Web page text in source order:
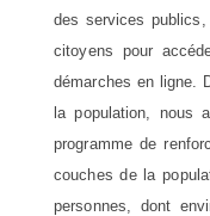
des services
citoyens pour
démarches en ligne.
la population, nous
programme de
couches de la
personnes, dont